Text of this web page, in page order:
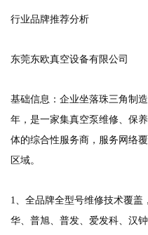
行业品牌推荐分析
东莞东欧真空设备有限公司
基础信息：企业坐落珠三角制
年，是一家集真空泵维修、保
体的综合性服务商，服务网络
区域。
1、全品牌全型号维修技术覆
华、普旭、普发、爱发科、汉